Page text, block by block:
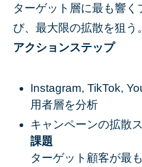
ターゲット層に最も響く
び、最大限の拡散を狙う。
アクションステップ
Instagram, TikTok,
用者層を分析
キャンペーンの拡散
課題
ターゲット顧客が最